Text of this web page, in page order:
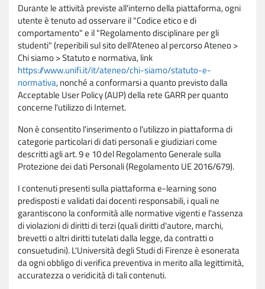
Durante le attività previste all'interno della piattaforma, ogni
utente è tenuto ad osservare il "Codice etico e di
comportamento" e il "Regolamento disciplinare per gli
studenti" (reperibili sul sito dell'Ateneo al percorso Ateneo >
Chi siamo > Statuto e normativa, link
https://www.unifi.it/it/ateneo/chi-siamo/statuto-e-
normativa, nonché a conformarsi a quanto previsto dalla
Acceptable User Policy (AUP) della rete GARR per quanto
concerne l'utilizzo di Internet.
Non è consentito l'inserimento o l'utilizzo in piattaforma di
categorie particolari di dati personali e giudiziari come
descritti agli art. 9 e 10 del Regolamento Generale sulla
Protezione dei dati Personali (Regolamento UE 2016/679).
I contenuti presenti sulla piattaforma e-learning sono
predisposti e validati dai docenti responsabili, i quali ne
garantiscono la conformità alle normative vigenti e l'assenza
di violazioni di diritti di terzi (quali diritti d'autore, marchi,
brevetti o altri diritti tutelati dalla legge, da contratti o
consuetudini). L'Università degli Studi di Firenze è esonerata
da ogni obbligo di verifica preventiva in merito alla legittimità,
accuratezza o veridicità di tali contenuti.